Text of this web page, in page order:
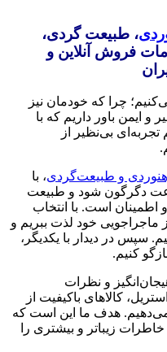
، طبیعت گردی،
فروش آنلاین و
چرا که خودمان نیز
و ایمن باور داریم که با
تجربه‌ای بی‌نظیر از
و طبیعت‌گردی، با
دگرگون شود و طبیعت
اطمینان است. با انتخاب
ماجراجویی خود لذت ببریم و
سپس در دیدار با یکدیگر،
کنیم.
و نظرات
کالاهای باکیفیت از
هدف ما این است که
زیباتر و بیشتری را